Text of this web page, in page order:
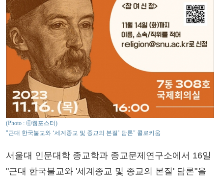
(Photo : ⓒ웹포스터)
"근대 한국불교와 ‘세계종교 및 종교의 본질’ 담론" 콜로키움
서울대 인문대학 종교학과 종교문제연구소에서 16일
"근대 한국불교와 '세계종교 및 종교의 본질' 담론"을